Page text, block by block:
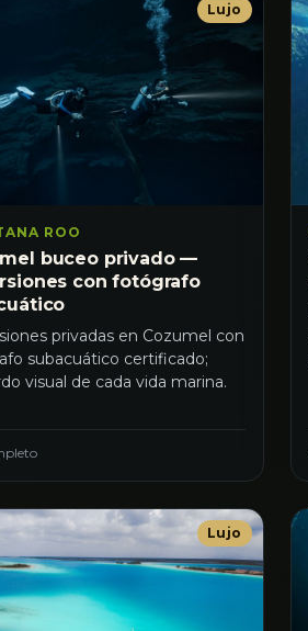
Lujo
ROO
buceo privado —
con fotógrafo
privadas en Cozumel con
subacuático certificado;
visual de cada vida marina.
Lujo